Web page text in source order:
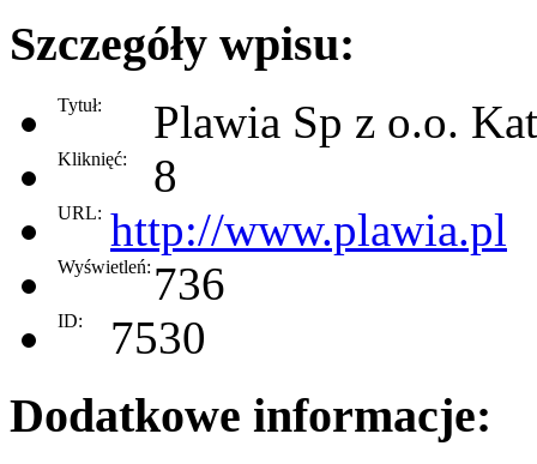
Szczegóły wpisu:
Tytuł: Plawia Sp z o.o.
Kliknięć: 8
URL: http://www.plawia.pl
Wyświetleń: 736
ID: 7530
Dodatkowe informacje: